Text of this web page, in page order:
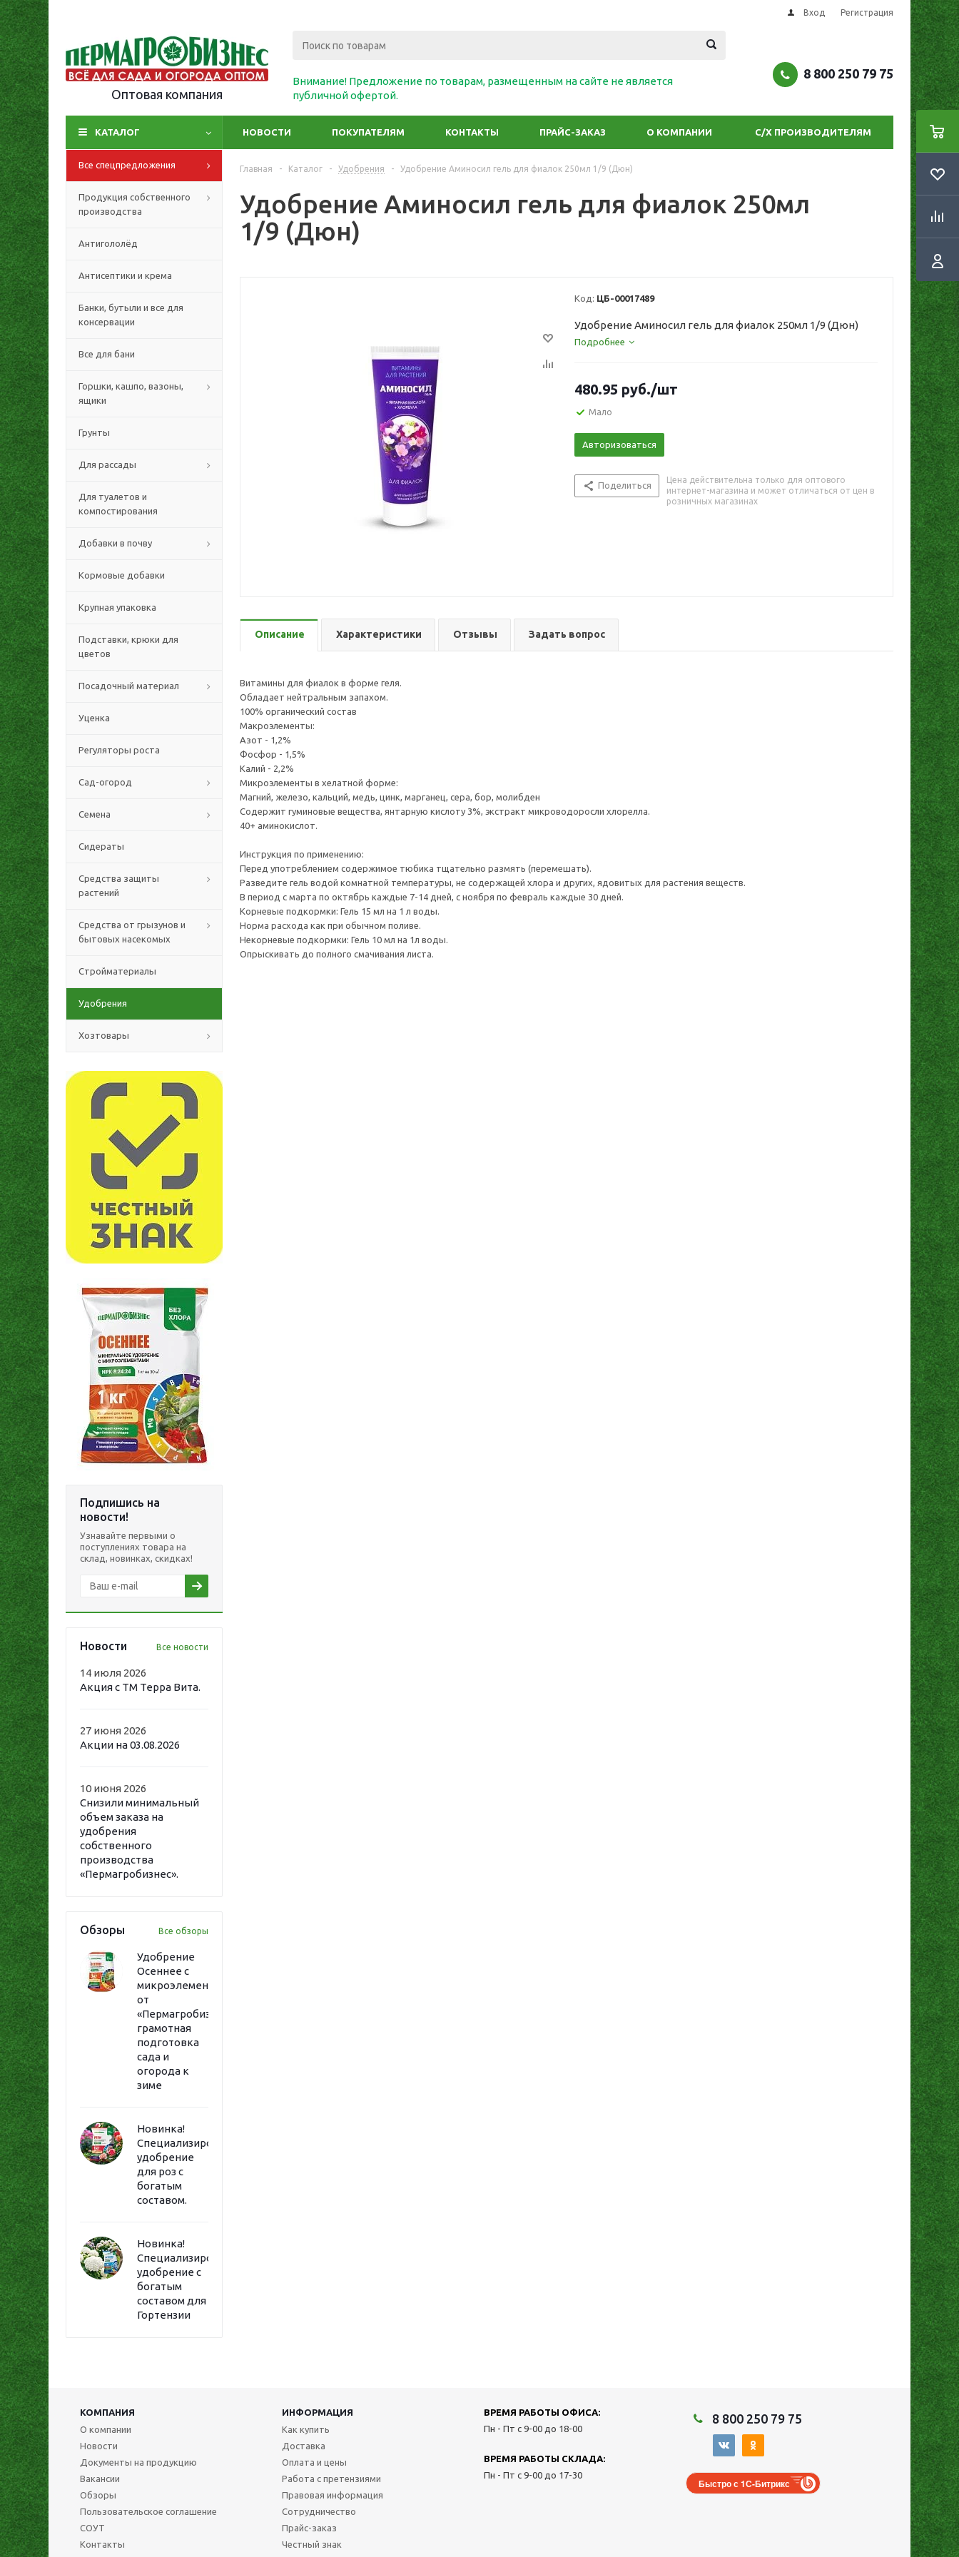
Вход Регистрация
Оптовая компания
Внимание! Предложение по товарам, размещенным на сайте не является
публичной офертой.
8 800 250 79 75
КАТАЛОГ НОВОСТИ ПОКУПАТЕЛЯМ КОНТАКТЫ ПРАЙС-ЗАКАЗ О КОМПАНИИ С/Х ПРОИЗВОДИТЕЛЯМ
Все спецпредложения
Продукция собственного
производства
Антигололёд
Антисептики и крема
Банки, бутыли и все для
консервации
Все для бани
Горшки, кашпо, вазоны,
ящики
Грунты
Для рассады
Для туалетов и
компостирования
Добавки в почву
Кормовые добавки
Крупная упаковка
Подставки, крюки для
цветов
Посадочный материал
Уценка
Регуляторы роста
Сад-огород
Семена
Сидераты
Средства защиты
растений
Средства от грызунов и
бытовых насекомых
Стройматериалы
Удобрения
Хозтовары
Подпишись на
новости!
Узнавайте первыми о
поступлениях товара на
склад, новинках, скидках!
Новости Все новости
14 июля 2026
Акция с ТМ Терра Вита.
27 июня 2026
Акции на 03.08.2026
10 июня 2026
Снизили минимальный
объем заказа на
удобрения
собственного
производства
«Пермагробизнес».
Обзоры Все обзоры
Удобрение
Осеннее с
микроэлементами
от
«Пермагробизнес»:
грамотная
подготовка
сада и
огорода к
зиме
Новинка!
Специализированное
удобрение
для роз с
богатым
составом.
Новинка!
Специализированное
удобрение с
богатым
составом для
Гортензии
Главная - Каталог - Удобрения - Удобрение Аминосил гель для фиалок 250мл 1/9 (Дюн)
Удобрение Аминосил гель для фиалок 250мл
1/9 (Дюн)
Код: ЦБ-00017489
Удобрение Аминосил гель для фиалок 250мл 1/9 (Дюн)
Подробнее
480.95 руб./шт
Мало
Авторизоваться
Поделиться
Цена действительна только для оптового
интернет-магазина и может отличаться от цен в
розничных магазинах
Описание Характеристики Отзывы Задать вопрос
Витамины для фиалок в форме геля.
Обладает нейтральным запахом.
100% органический состав
Макроэлементы:
Азот - 1,2%
Фосфор - 1,5%
Калий - 2,2%
Микроэлементы в хелатной форме:
Магний, железо, кальций, медь, цинк, марганец, сера, бор, молибден
Содержит гуминовые вещества, янтарную кислоту 3%, экстракт микроводоросли хлорелла.
40+ аминокислот.
Инструкция по применению:
Перед употреблением содержимое тюбика тщательно размять (перемешать).
Разведите гель водой комнатной температуры, не содержащей хлора и других, ядовитых для растения веществ.
В период с марта по октябрь каждые 7-14 дней, с ноября по февраль каждые 30 дней.
Корневые подкормки: Гель 15 мл на 1 л воды.
Норма расхода как при обычном поливе.
Некорневые подкормки: Гель 10 мл на 1л воды.
Опрыскивать до полного смачивания листа.
КОМПАНИЯ
ИНФОРМАЦИЯ
О компании
Новости
Документы на продукцию
Вакансии
Обзоры
Пользовательское соглашение
СОУТ
Контакты
Как купить
Доставка
Оплата и цены
Работа с претензиями
Правовая информация
Сотрудничество
Прайс-заказ
Честный знак
ВРЕМЯ РАБОТЫ ОФИСА:
Пн - Пт с 9-00 до 18-00
ВРЕМЯ РАБОТЫ СКЛАДА:
Пн - Пт с 9-00 до 17-30
8 800 250 79 75
Быстро с 1С-Битрикс